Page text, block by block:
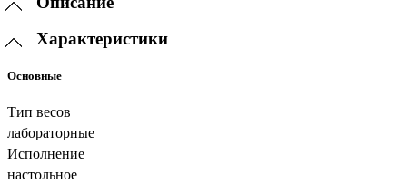
Характеристики
Основные
Тип весов
лабораторные
Исполнение
настольное